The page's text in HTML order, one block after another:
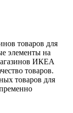
товаров для
элементы на
ИКЕА
товаров.
товаров для